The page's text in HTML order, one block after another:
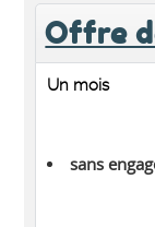
Offre
Un mois
sans